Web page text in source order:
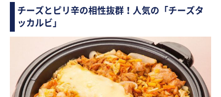
チーズとピリ辛の相性抜群！人気の「チーズタ
ッカルビ」